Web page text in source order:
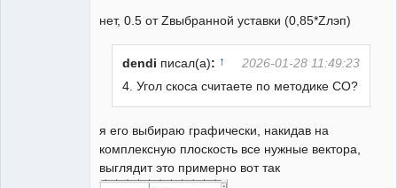
нет, 0.5 от Zвыбранной уставки (0,85*Zлэп)
dendi писал(а): ↑
2026-01-28 11:49:23
4. Угол скоса считаете по методике СО?
я его выбираю графически, накидав на
комплексную плоскость все нужные вектора,
выглядит это примерно вот так